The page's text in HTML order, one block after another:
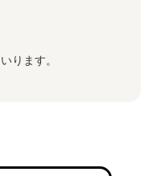
ります。